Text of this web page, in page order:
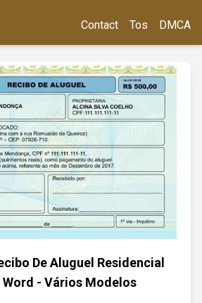
Contact Tos DMCA
De Aluguel Residencial
Word - Vários Modelos